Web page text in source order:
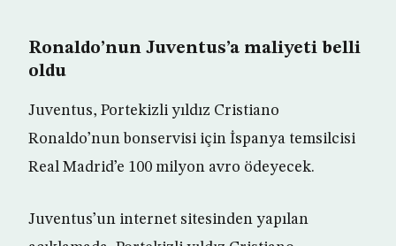
Ronaldo’nun Juventus’a maliyeti belli
oldu
Juventus, Portekizli yıldız Cristiano
Ronaldo’nun bonservisi için İspanya temsilcisi
Real Madrid’e 100 milyon avro ödeyecek.
Juventus’un internet sitesinden yapılan